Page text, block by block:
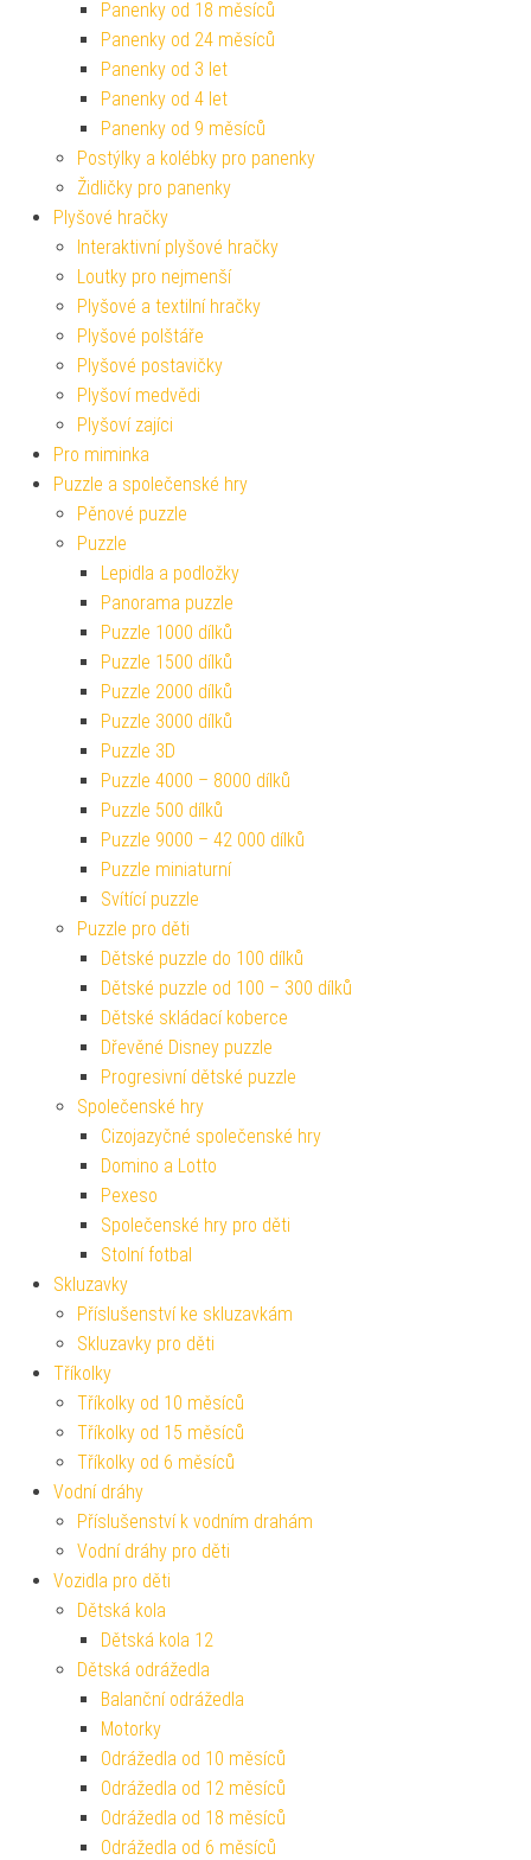
Panenky od 18 měsíců
Panenky od 24 měsíců
Panenky od 3 let
Panenky od 4 let
Panenky od 9 měsíců
Postýlky a kolébky pro panenky
Židličky pro panenky
Plyšové hračky
Interaktivní plyšové hračky
Loutky pro nejmenší
Plyšové a textilní hračky
Plyšové polštáře
Plyšové postavičky
Plyšoví medvědi
Plyšoví zajíci
Pro miminka
Puzzle a společenské hry
Pěnové puzzle
Puzzle
Lepidla a podložky
Panorama puzzle
Puzzle 1000 dílků
Puzzle 1500 dílků
Puzzle 2000 dílků
Puzzle 3000 dílků
Puzzle 3D
Puzzle 4000 – 8000 dílků
Puzzle 500 dílků
Puzzle 9000 – 42 000 dílků
Puzzle miniaturní
Svítící puzzle
Puzzle pro děti
Dětské puzzle do 100 dílků
Dětské puzzle od 100 – 300 dílků
Dětské skládací koberce
Dřevěné Disney puzzle
Progresivní dětské puzzle
Společenské hry
Cizojazyčné společenské hry
Domino a Lotto
Pexeso
Společenské hry pro děti
Stolní fotbal
Skluzavky
Příslušenství ke skluzavkám
Skluzavky pro děti
Tříkolky
Tříkolky od 10 měsíců
Tříkolky od 15 měsíců
Tříkolky od 6 měsíců
Vodní dráhy
Příslušenství k vodním drahám
Vodní dráhy pro děti
Vozidla pro děti
Dětská kola
Dětská kola 12
Dětská odrážedla
Balanční odrážedla
Motorky
Odrážedla od 10 měsíců
Odrážedla od 12 měsíců
Odrážedla od 18 měsíců
Odrážedla od 6 měsíců